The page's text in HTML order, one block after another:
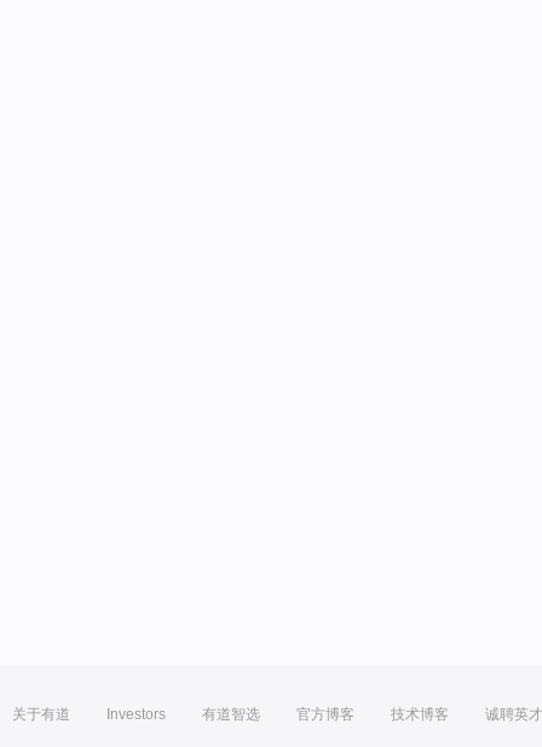
关于有道 Investors 有道智选 官方博客 技术博客 诚聘英才